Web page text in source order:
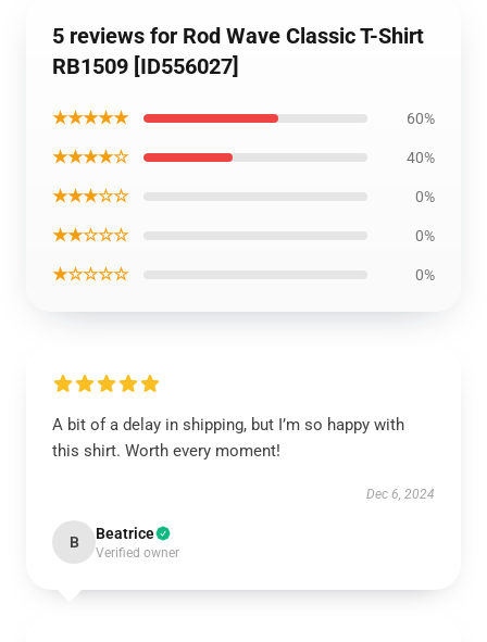
5 reviews for Rod Wave Classic T-Shirt
RB1509 [ID556027]
★★★★★ 60%
★★★★☆ 40%
★★★☆☆ 0%
★★☆☆☆ 0%
★☆☆☆☆ 0%
A bit of a delay in shipping, but I’m so happy with
this shirt. Worth every moment!
Dec 6, 2024
B Beatrice
Verified owner